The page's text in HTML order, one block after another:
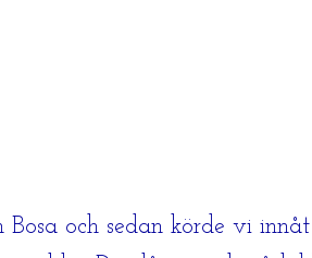
och sedan körde vi